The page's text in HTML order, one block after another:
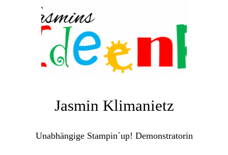
Jasmin Klimanietz
Unabhängige Stampin´up! Demonstratorin